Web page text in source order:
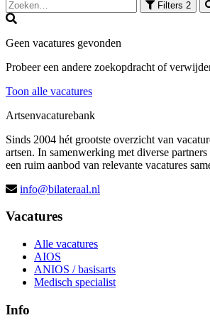
Filters 2
Geen vacatures gevonden
Probeer een andere zoekopdracht of
Toon alle vacatures
Artsenvacaturebank
Sinds 2004 hét grootste overzicht van
artsen. In samenwerking met diverse
een ruim aanbod van relevante vacatures
info@bilateraal.nl
Vacatures
Alle vacatures
AIOS
ANIOS / basisarts
Medisch specialist
Info